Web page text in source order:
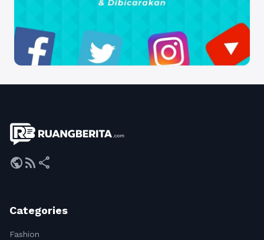
publicrss_feed share
Categories
Fashion